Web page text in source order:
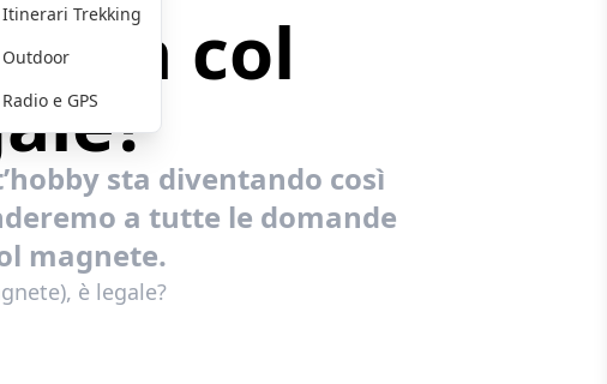
Itinerari Trekking
Outdoor
Radio e GPS
col
sta diventando così
a tutte le domande
magnete.
è legale?